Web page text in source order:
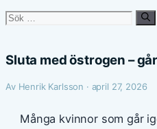
Sök
Sluta med östrogen –
Av Henrik Karlsson · april 27, 2026
Många kvinnor som går